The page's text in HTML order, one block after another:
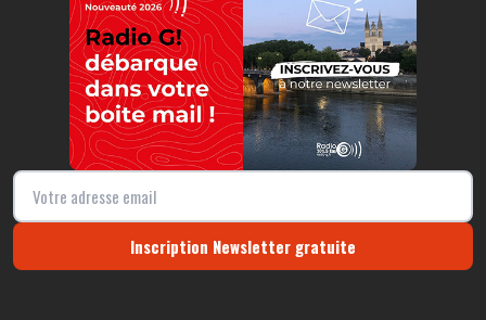
Inscription Newsletter gratuite